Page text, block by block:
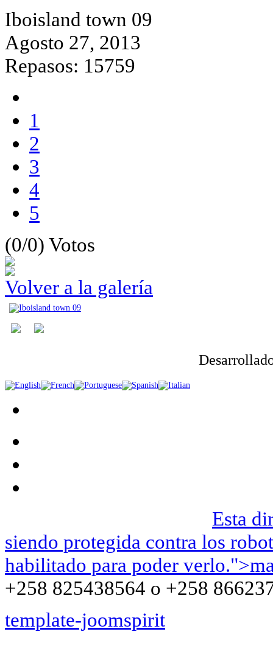
Iboisland town 09
Agosto 27, 2013
Repasos: 15759
1
2
3
4
5
(0/0) Votos
Volver a la galería
Esta
siendo protegida contra los
habilitado para poder verlo.">
+258 825438564 o +258
template-joomspirit